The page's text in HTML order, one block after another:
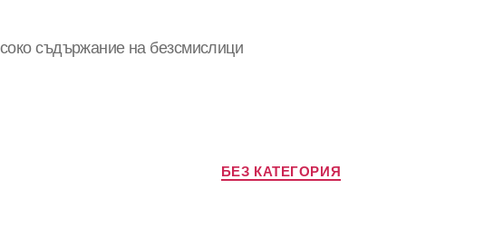
съдържание на безсмислици
Categories
БЕЗ КАТЕГОРИЯ